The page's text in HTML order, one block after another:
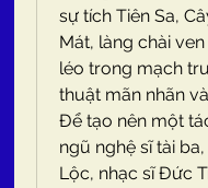
sự tích Tiên Sa,
Mát, làng chài
léo trong mạch
thuật mãn nhãn
Để tạo nên một
ngũ nghệ sĩ tài
Lộc, nhạc sĩ Đức